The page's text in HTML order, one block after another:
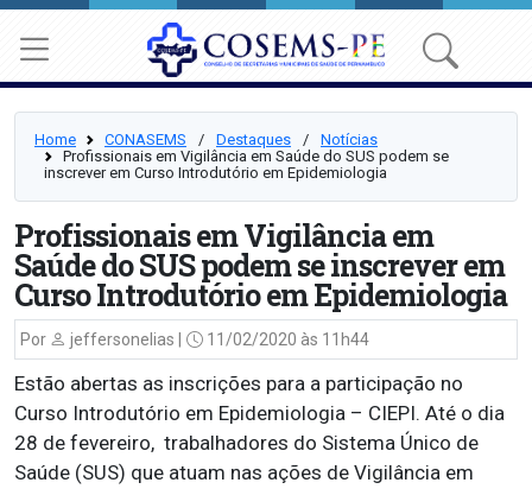
Home CONASEMS ⠀/⠀ Destaques ⠀/⠀ Notícias
Profissionais em Vigilância em Saúde do SUS podem se
inscrever em Curso Introdutório em Epidemiologia
Profissionais em Vigilância em
Saúde do SUS podem se inscrever em
Curso Introdutório em Epidemiologia
Por jeffersonelias | 11/02/2020 às 11h44
Estão abertas as inscrições para a participação no
Curso Introdutório em Epidemiologia – CIEPI. Até o dia
28 de fevereiro, trabalhadores do Sistema Único de
Saúde (SUS) que atuam nas ações de Vigilância em